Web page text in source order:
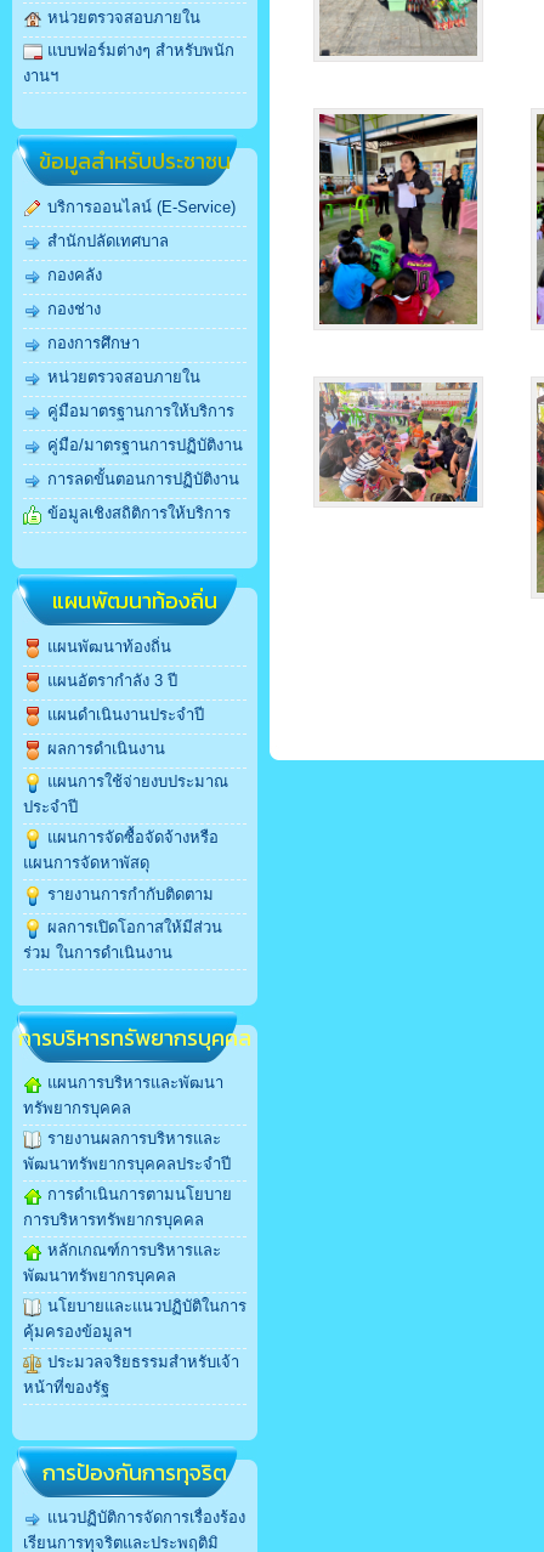
หน่วยตรวจสอบภายใน
แบบฟอร์มต่างๆ สำหรับพนัก
งานฯ
ข้อมูลสำหรับประชาชน
บริการออนไลน์ (E-Service)
สำนักปลัดเทศบาล
กองคลัง
กองช่าง
กองการศึกษา
หน่วยตรวจสอบภายใน
คู่มือมาตรฐานการให้บริการ
คู่มือ/มาตรฐานการปฏิบัติงาน
การลดขั้นตอนการปฏิบัติงาน
ข้อมูลเชิงสถิติการให้บริการ
แผนพัฒนาท้องถิ่น
แผนพัฒนาท้องถิ่น
แผนอัตรากำลัง 3 ปี
แผนดำเนินงานประจำปี
ผลการดำเนินงาน
แผนการใช้จ่ายงบประมาณ
ประจำปี
แผนการจัดซื้อจัดจ้างหรือ
แผนการจัดหาพัสดุ
รายงานการกำกับติดตาม
ผลการเปิดโอกาสให้มีส่วน
ร่วม ในการดำเนินงาน
การบริหารทรัพยากรบุคคล
แผนการบริหารและพัฒนา
ทรัพยากรบุคคล
รายงานผลการบริหารและ
พัฒนาทรัพยากรบุคคลประจำปี
การดำเนินการตามนโยบาย
การบริหารทรัพยากรบุคคล
หลักเกณฑ์การบริหารและ
พัฒนาทรัพยากรบุคคล
นโยบายและแนวปฏิบัติในการ
คุ้มครองข้อมูลฯ
ประมวลจริยธรรมสำหรับเจ้า
หน้าที่ของรัฐ
การป้องกันการทุจริต
แนวปฏิบัติการจัดการเรื่องร้อง
เรียนการทุจริตและประพฤติมิ